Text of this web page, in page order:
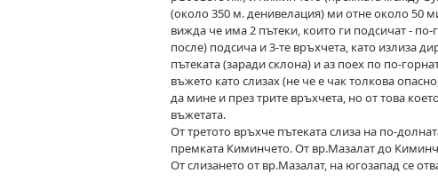
(около 350 м. денивелация) ми отне около 50
вижда че има 2 пътеки, които ги подсичат -
после) подсича и 3-те връхчета, като излиза
пътеката (заради склона) и аз поех по по-
въжето като слизах (не че е чак толкова
да мине и през трите връхчета, но от това
въжетата.
От третото връхче пътеката слиза на по-
премката Киминчето. От вр.Мазалат до
От слизането от вр.Мазалат, на югозапад се